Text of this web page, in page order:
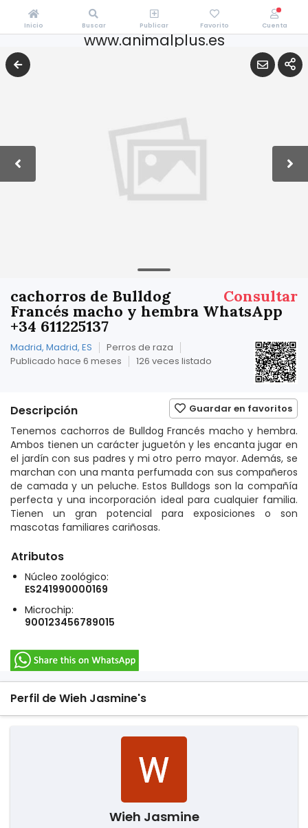
www.animalplus.es
Consultar
cachorros de Bulldog
Francés macho y hembra WhatsApp
+34 611225137
Madrid, Madrid, ES
Perros de raza
Publicado hace 6 meses
126 veces listado
Guardar en favoritos
Descripción
Tenemos cachorros de Bulldog Francés macho y hembra.
Ambos tienen un carácter juguetón y les encanta jugar en
el jardín con sus padres y mi otro perro mayor. Además, se
marchan con una manta perfumada con sus compañeros
de camada y un peluche. Estos Bulldogs son la compañía
perfecta y una incorporación ideal para cualquier familia.
Tienen un gran potencial para exposiciones o son
mascotas familiares cariñosas.
Atributos
Núcleo zoológico:
ES241990000169
Microchip:
900123456789015
Perfil de Wieh Jasmine's
Wieh Jasmine
Inicio Buscar Publicar Favorito Cuenta